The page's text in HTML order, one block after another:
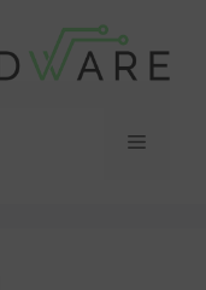
Menü